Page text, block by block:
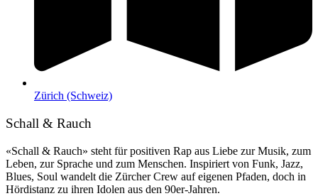
Zürich (Schweiz)
Schall & Rauch
«Schall & Rauch» steht für positiven Rap aus Liebe zur Musik, zum
Leben, zur Sprache und zum Menschen. Inspiriert von Funk, Jazz,
Blues, Soul wandelt die Zürcher Crew auf eigenen Pfaden, doch in
Hördistanz zu ihren Idolen aus den 90er-Jahren.